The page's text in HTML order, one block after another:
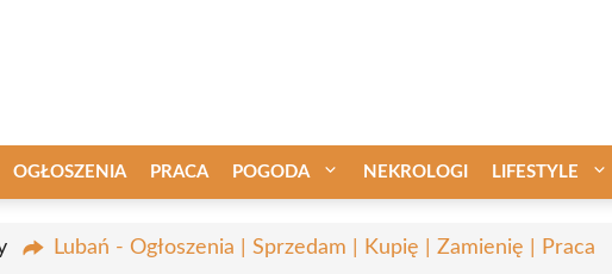
OGŁOSZENIA PRACA POGODA NEKROLOGI LIFESTYLE
Lubań - Ogłoszenia | Sprzedam | Kupię | Zamienię | Praca